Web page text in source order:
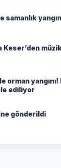
samanlık
Keser’den
orman
ediliyor
gönderildi